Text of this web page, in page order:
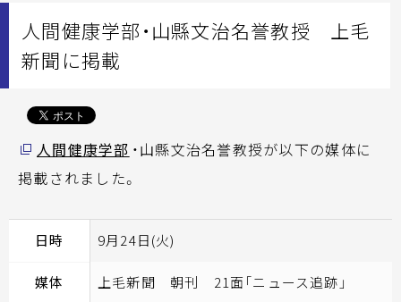
人間健康学部・山縣文治名誉教授 上毛
新聞に掲載
人間健康学部 ・山縣文治名誉教授が以下の媒体に
掲載されました。
日時 9月24日(火)
媒体 上毛新聞 朝刊 21面「ニュース追跡」